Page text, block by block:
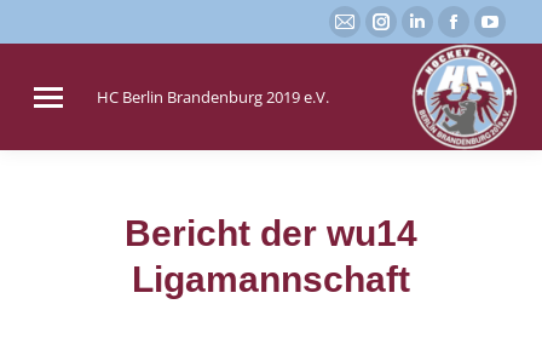
E-
in
Instagram
page
opens
new
Linkedin
page
opens
in
new
page
opens
in
new
in
new
HC Berlin Brandenburg 2019 e.V.
Bericht der wu14
Ligamannschaft